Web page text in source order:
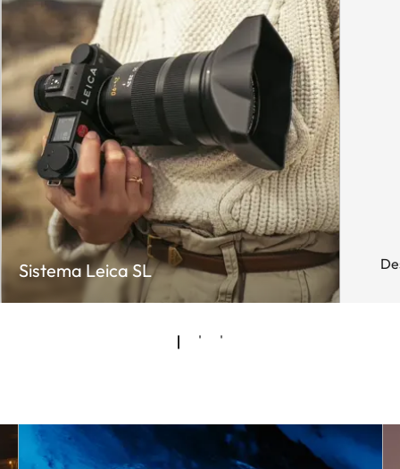
Sistema Leica SL